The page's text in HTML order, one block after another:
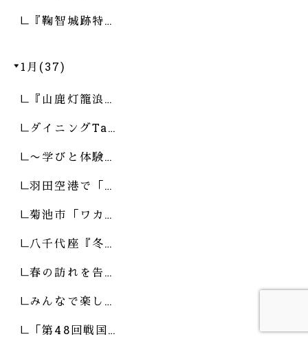
『鞠智城跡特…
1月(37)
『山鹿灯籠浪…
ダイニングTa…
〜学びと体験…
羽田空港で「…
菊池市「ワカ…
八千代座『冬…
春の訪れを告…
みんなで楽し…
「第48回戦国…